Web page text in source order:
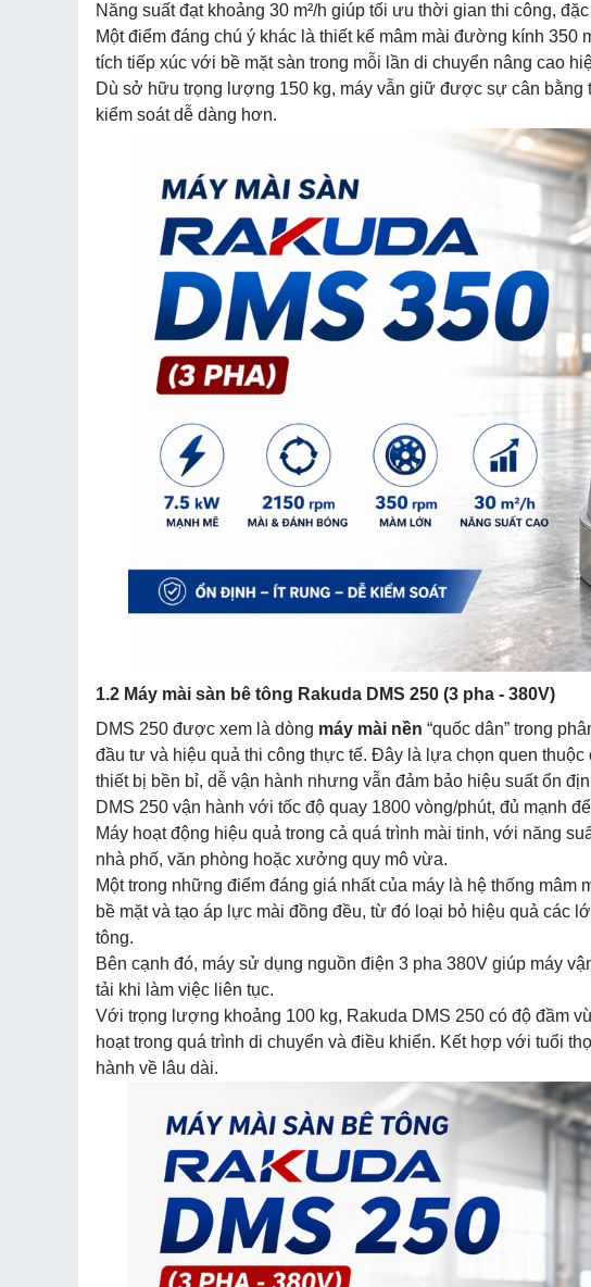
Năng suất đạt khoảng 30 m²/h giúp tối ưu thời gian thi công,
Một điểm đáng chú ý khác là thiết kế mâm mài đường kính
tích tiếp xúc với bề mặt sàn trong mỗi lần di chuyển nâng cao
Dù sở hữu trọng lượng 150 kg, máy vẫn giữ được sự cân
kiểm soát dễ dàng hơn.
1.2 Máy mài sàn bê tông Rakuda DMS 250 (3 pha - 380V)
DMS 250 được xem là dòng máy mài nền “quốc dân” trong
đầu tư và hiệu quả thi công thực tế. Đây là lựa chọn quen
thiết bị bền bỉ, dễ vận hành nhưng vẫn đảm bảo hiệu suất ổn
DMS 250 vận hành với tốc độ quay 1800 vòng/phút, đủ mạnh
Máy hoạt động hiệu quả trong cả quá trình mài tinh, với năng
nhà phố, văn phòng hoặc xưởng quy mô vừa.
Một trong những điểm đáng giá nhất của máy là hệ thống
bề mặt và tạo áp lực mài đồng đều, từ đó loại bỏ hiệu quả các
tông.
Bên cạnh đó, máy sử dụng nguồn điện 3 pha 380V giúp máy
tải khi làm việc liên tục.
Với trọng lượng khoảng 100 kg, Rakuda DMS 250 có độ đầm
hoạt trong quá trình di chuyển và điều khiển. Kết hợp với tuổi
hành về lâu dài.